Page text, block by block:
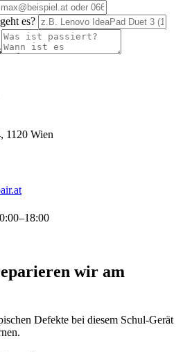
es?
1120 Wien
wir am
Defekte bei diesem Schul-Gerät